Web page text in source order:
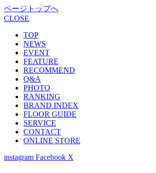
ページトップへ
CLOSE
TOP
NEWS
EVENT
FEATURE
RECOMMEND
Q&A
PHOTO
RANKING
BRAND INDEX
FLOOR GUIDE
SERVICE
CONTACT
ONLINE STORE
instagram Facebook X